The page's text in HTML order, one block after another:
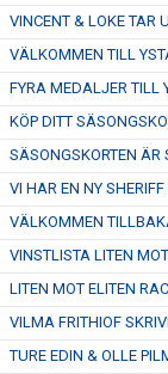
VINCENT & LOKE TAR
VÄLKOMMEN TILL
FYRA MEDALJER TILL
KÖP DITT
SÄSONGSKORTEN ÄR
VI HAR EN NY SHERIFF
VÄLKOMMEN
VINSTLISTA LITEN
LITEN MOT ELITEN
VILMA FRITHIOF
TURE EDIN & OLLE